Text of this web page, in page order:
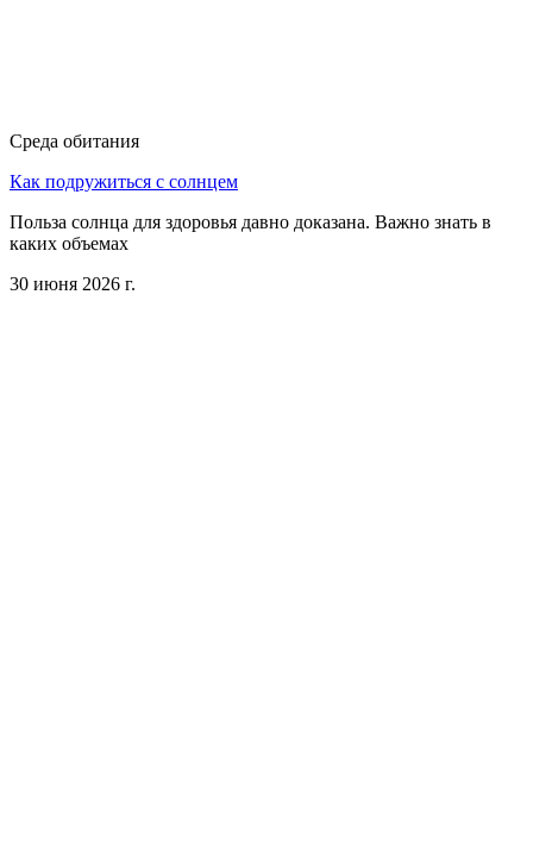
Среда обитания
Как подружиться с солнцем
Польза солнца для здоровья давно доказана. Важно знать в
каких объемах
30 июня 2026 г.